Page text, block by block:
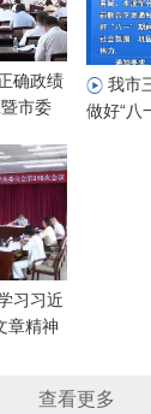
确政绩
市委
我市
做好“八
习习近
章精神
查看更多